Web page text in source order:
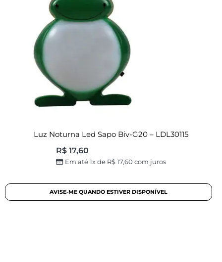
Luz Noturna Led Sapo Biv-G20 – LDL30115
R$17,60
Em até 1x de R$17,60 com juros